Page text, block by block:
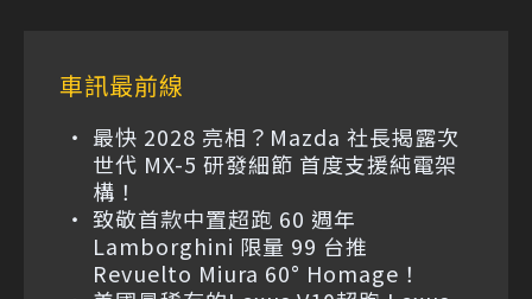
車訊最前線
最快 2028 亮相？Mazda 社長揭露次
世代 MX-5 研發細節 首度支援純電架
構！
致敬首款中置超跑 60 週年
Lamborghini 限量 99 台推
Revuelto Miura 60° Homage！